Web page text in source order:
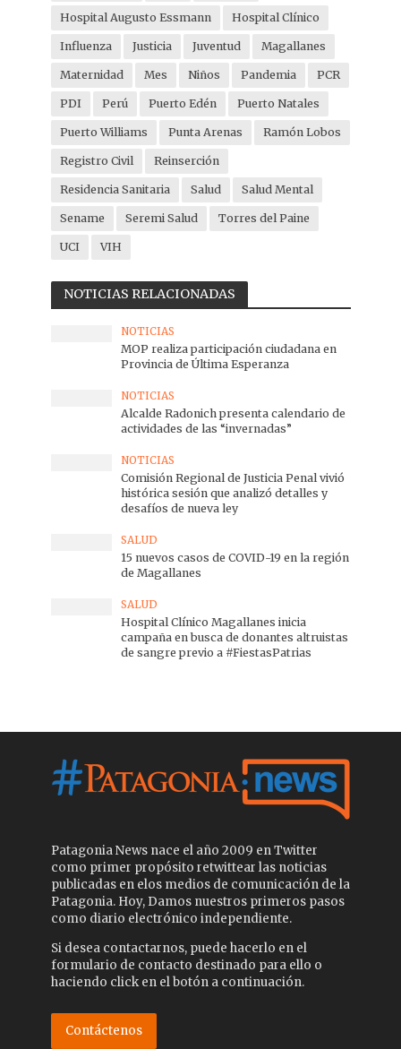
Hospital Augusto Essmann Hospital Clínico
Influenza Justicia Juventud Magallanes
Maternidad Mes Niños Pandemia PCR
PDI Perú Puerto Edén Puerto Natales
Puerto Williams Punta Arenas Ramón Lobos
Registro Civil Reinserción
Residencia Sanitaria Salud Salud Mental
Sename Seremi Salud Torres del Paine
UCI VIH
NOTICIAS RELACIONADAS
NOTICIAS
MOP realiza participación ciudadana en
Provincia de Última Esperanza
NOTICIAS
Alcalde Radonich presenta calendario de
actividades de las “invernadas”
NOTICIAS
Comisión Regional de Justicia Penal vivió
histórica sesión que analizó detalles y
desafíos de nueva ley
SALUD
15 nuevos casos de COVID-19 en la región
de Magallanes
SALUD
Hospital Clínico Magallanes inicia
campaña en busca de donantes altruistas
de sangre previo a #FiestasPatrias
Patagonia News nace el año 2009 en Twitter
como primer propósito retwittear las noticias
publicadas en elos medios de comunicación de la
Patagonia. Hoy, Damos nuestros primeros pasos
como diario electrónico independiente.
Si desea contactarnos, puede hacerlo en el
formulario de contacto destinado para ello o
haciendo click en el botón a continuación.
Contáctenos